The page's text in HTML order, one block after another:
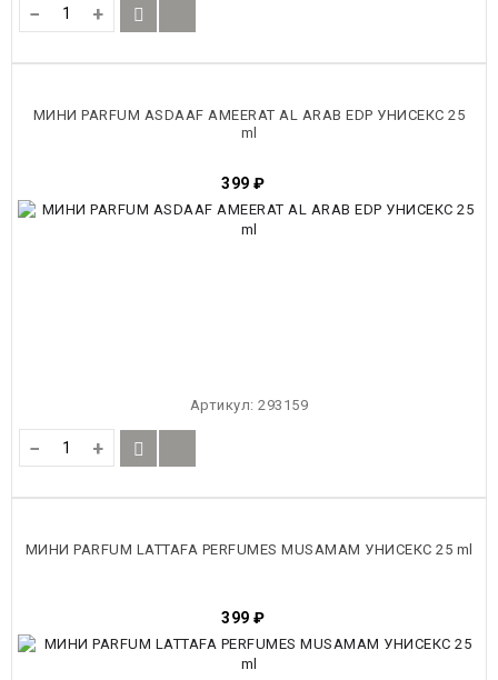
− +
МИНИ PARFUM ASDAAF AMEERAT AL ARAB EDP УНИСЕКС 25
ml
399 ₽
Артикул:293159
− +
МИНИ PARFUM LATTAFA PERFUMES MUSAMAM УНИСЕКС 25 ml
399 ₽